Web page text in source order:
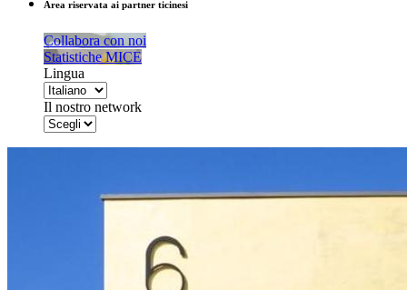
Area riservata ai partner ticinesi
Collabora con noi
Statistiche MICE
Lingua
Il nostro network